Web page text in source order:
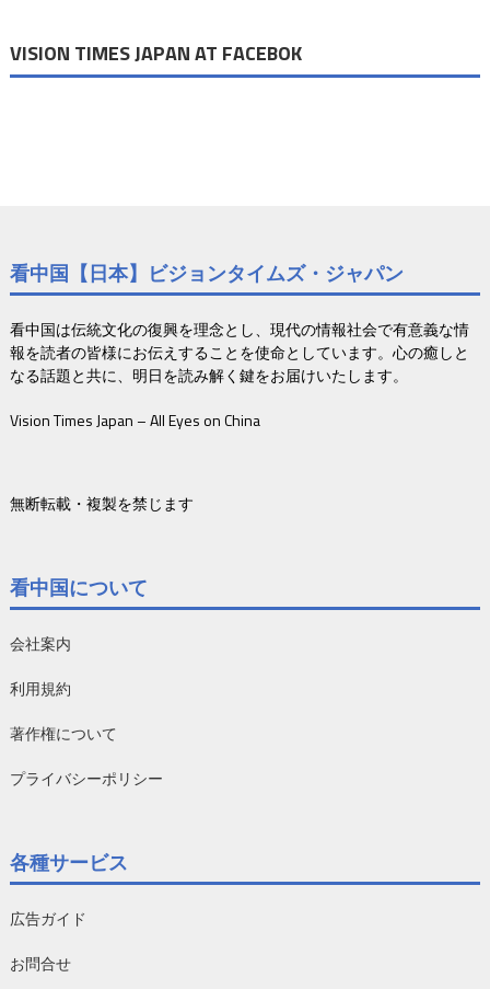
VISION TIMES JAPAN AT FACEBOK
看中国【日本】ビジョンタイムズ・ジャパン
看中国は伝統文化の復興を理念とし、現代の情報社会で有意義な情
報を読者の皆様にお伝えすることを使命としています。心の癒しと
なる話題と共に、明日を読み解く鍵をお届けいたします。
Vision Times Japan – All Eyes on China
無断転載・複製を禁じます
看中国について
会社案内
利用規約
著作権について
プライバシーポリシー
各種サービス
広告ガイド
お問合せ